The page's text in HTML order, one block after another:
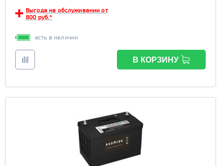
Выгода на обслуживании от
800 руб.*
есть в наличии
В КОРЗИНУ